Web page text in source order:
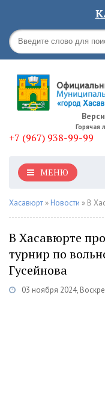
Горячая
+7 (967) 938-99-99
МЕНЮ
Хасавюрт » Новости » В
В Хасавюрте
турнир по
Гусейнова
03 ноября 2024,